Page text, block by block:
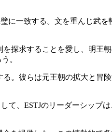
に一致する。文を重んじ武
探求することを愛し、明王
。
。彼らは元王朝の拡大と冒
て、ESTJのリーダーシップ